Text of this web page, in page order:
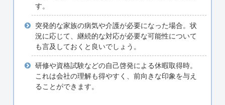
す。
突発的な家族の病気や介護が必要になった場合。状
況に応じて、継続的な対応が必要な可能性について
も言及しておくと良いでしょう。
研修や資格試験などの自己啓発による休暇取得時。
これは会社の理解も得やすく、前向きな印象を与え
ることができます。